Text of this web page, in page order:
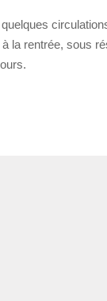
la rentrée, sous